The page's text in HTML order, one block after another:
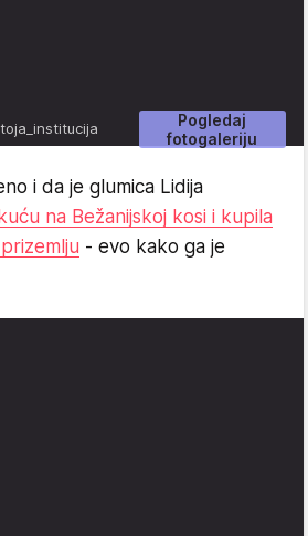
Pogledaj
fotogaleriju
i da je glumica Lidija
na Bežanijskoj kosi i kupila
- evo kako ga je